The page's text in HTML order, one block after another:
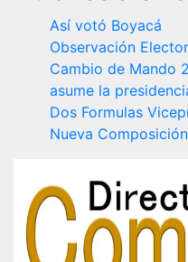
Así votó Boyacá
Observación
Cambio de Mando
asume la
Dos Formulas
Nueva